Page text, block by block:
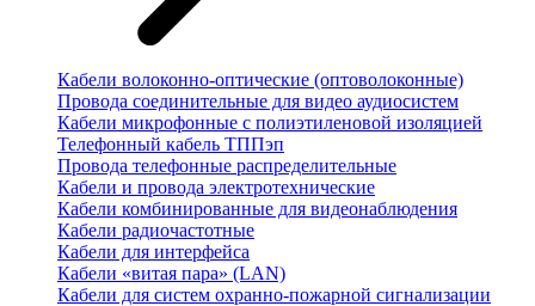
Кабели волоконно-оптические (оптоволоконные)
Провода соединительные для видео аудиосистем
Кабели микрофонные с полиэтиленовой изоляцией
Телефонный кабель ТППэп
Провода телефонные распределительные
Кабели и провода электротехнические
Кабели комбинированные для видеонаблюдения
Кабели радиочастотные
Кабели для интерфейса
Кабели «витая пара» (LAN)
Кабели для систем охранно-пожарной сигнализации